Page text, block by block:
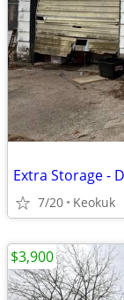
Extra Storage -
7/20 Keokuk
$3,900